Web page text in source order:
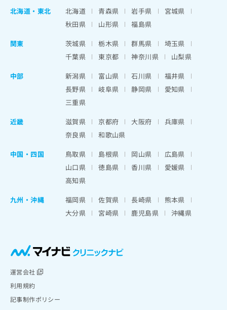
北海道 ・ 東北 北海道 青森県 岩手県
宮城県
秋田県
山形県
福島県
関東
茨城県 栃木県 群馬県
埼玉県
千葉県
東京都 神奈川県
山梨県
中部
新潟県 富山県 石川県
福井県
長野県
岐阜県 静岡県
愛知県
三重県
近畿
滋賀県 京都府 大阪府
兵庫県
奈良県
和歌山県
中国・四国
鳥取県 島根県 岡山県
広島県
山口県
徳島県 香川県
愛媛県
高知県
九州・沖縄
福岡県 佐賀県 長崎県
熊本県
大分県
宮崎県 鹿児島県 沖縄県
運営会社
利用規約
記事制作ポリシー